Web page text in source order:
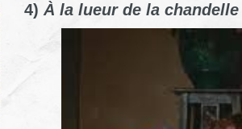
4) À la lueur de la chandelle